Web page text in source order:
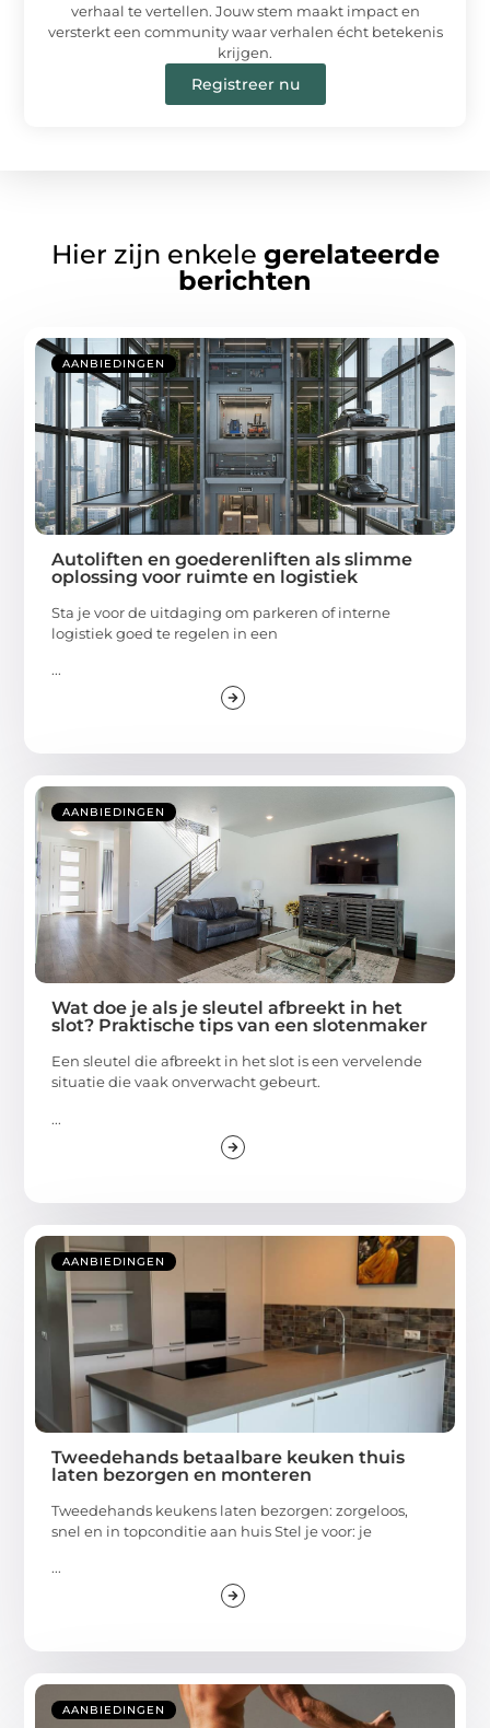
verhaal te vertellen. Jouw stem maakt impact en
versterkt een community waar verhalen écht betekenis
krijgen.
Registreer nu
Hier zijn enkele gerelateerde
berichten
AANBIEDINGEN
Autoliften en goederenliften als slimme
oplossing voor ruimte en logistiek
Sta je voor de uitdaging om parkeren of interne
logistiek goed te regelen in een
...
AANBIEDINGEN
Wat doe je als je sleutel afbreekt in het
slot? Praktische tips van een slotenmaker
Een sleutel die afbreekt in het slot is een vervelende
situatie die vaak onverwacht gebeurt.
...
AANBIEDINGEN
Tweedehands betaalbare keuken thuis
laten bezorgen en monteren
Tweedehands keukens laten bezorgen: zorgeloos,
snel en in topconditie aan huis Stel je voor: je
...
AANBIEDINGEN